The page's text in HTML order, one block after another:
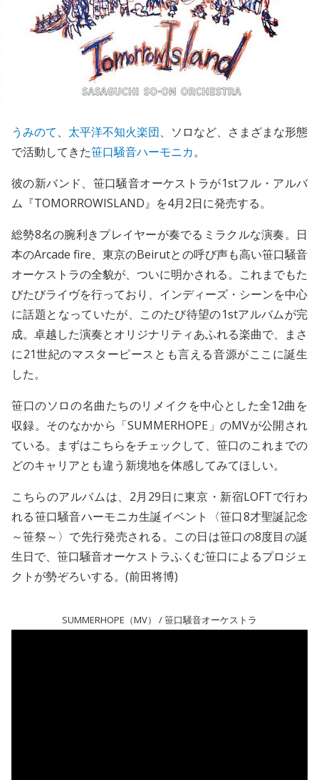
うみのて、 太平洋不知火楽団、ソロなど、さまざまな形態
で活動してきた笹口騒音ハーモニカ。
彼の新バンド、笹口騒音オーケストラが1stフル・アルバ
ム『TOMORROWISLAND』を4月2日に発売する。
総勢8名の腕利きプレイヤーが奏でるミラクルな演奏。日
本のArcade fire、東京のBeirutとの呼び声も高い笹口騒音
オーケストラの全貌が、ついに明かされる。これまでもた
びたびライヴを行っており、インディーズ・シーンを中心
に話題となっていたが、このたび待望の1stアルバムが完
成。卓越した演奏とオリジナリティあふれる楽曲で、まさ
に21世紀のマスターピースとも言える音源がここに誕生
した。
笹口のソロの名曲たちのリメイクを中心とした全12曲を
収録。そのなかから「SUMMERHOPE」のMVが公開され
ている。まずはこちらをチェックして、笹口のこれまでの
どのキャリアとも違う新境地を体感してみてほしい。
こちらのアルバムは、2月29日に東京・新宿LOFTで行わ
れる笹口騒音ハーモニカ生誕イベント〈笹口8才聖誕記念
～笹祭～〉で先行発売される。この日は笹口の8度目の誕
生日で、笹口騒音オーケストラふくむ笹口によるプロジェ
クトが勢ぞろいする。(前田将博)
SUMMERHOPE（MV） / 笹口騒音オーケストラ